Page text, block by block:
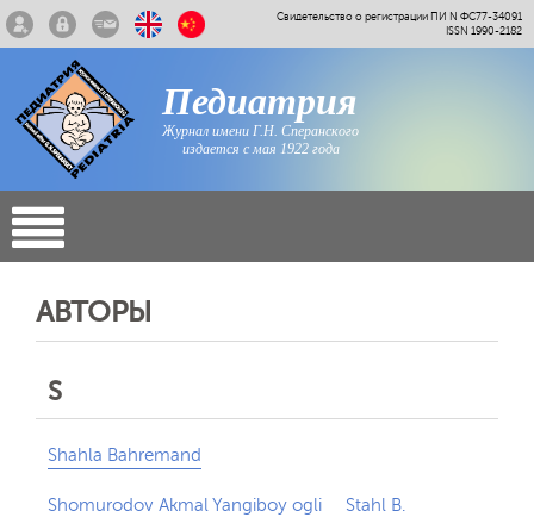
Свидетельство о регистрации ПИ N ФС77-34091
ISSN 1990-2182
Педиатрия
Журнал имени Г.Н. Сперанского
издается с мая 1922 года
АВТОРЫ
S
Shahla Bahremand
Shomurodov Akmal Yangiboy ogli Stahl B.